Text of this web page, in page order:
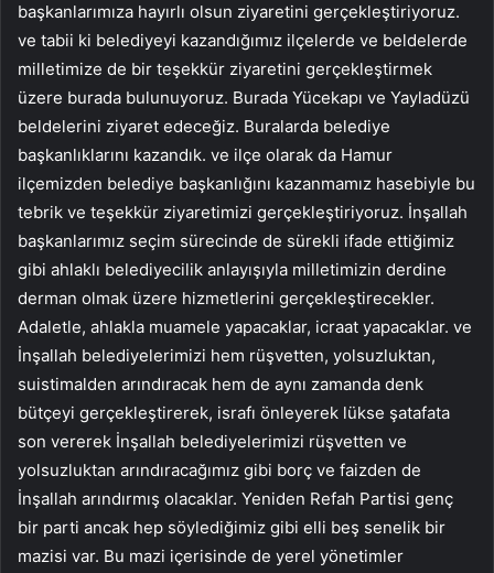
başkanlarımıza hayırlı olsun ziyaretini gerçekleştiriyoruz.
ve tabii ki belediyeyi kazandığımız ilçelerde ve beldelerde
milletimize de bir teşekkür ziyaretini gerçekleştirmek
üzere burada bulunuyoruz. Burada Yücekapı ve Yayladüzü
beldelerini ziyaret edeceğiz. Buralarda belediye
başkanlıklarını kazandık. ve ilçe olarak da Hamur
ilçemizden belediye başkanlığını kazanmamız hasebiyle bu
tebrik ve teşekkür ziyaretimizi gerçekleştiriyoruz. İnşallah
başkanlarımız seçim sürecinde de sürekli ifade ettiğimiz
gibi ahlaklı belediyecilik anlayışıyla milletimizin derdine
derman olmak üzere hizmetlerini gerçekleştirecekler.
Adaletle, ahlakla muamele yapacaklar, icraat yapacaklar. ve
İnşallah belediyelerimizi hem rüşvetten, yolsuzluktan,
suistimalden arındıracak hem de aynı zamanda denk
bütçeyi gerçekleştirerek, israfı önleyerek lükse şatafata
son vererek İnşallah belediyelerimizi rüşvetten ve
yolsuzluktan arındıracağımız gibi borç ve faizden de
İnşallah arındırmış olacaklar. Yeniden Refah Partisi genç
bir parti ancak hep söylediğimiz gibi elli beş senelik bir
mazisi var. Bu mazi içerisinde de yerel yönetimler